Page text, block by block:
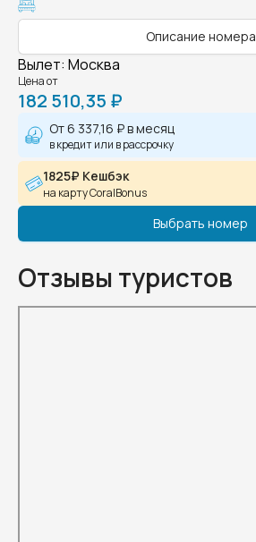
Описание номера
Вылет: Москва
Цена от
182 510,35 ₽
От6 337,16 ₽в месяц
в кредит или в рассрочку
1825₽ Кешбэк
на карту CoralBonus
Выбрать номер
Отзывы туристов